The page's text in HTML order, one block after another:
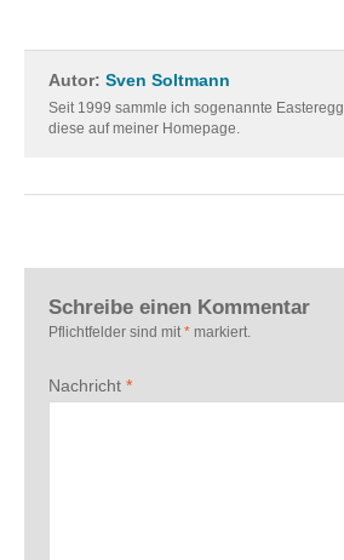
Autor: Sven Soltmann
Seit 1999 sammle ich sogenannte
diese auf meiner Homepage.
Schreibe einen Kommentar
Pflichtfelder sind mit * markiert.
Nachricht *